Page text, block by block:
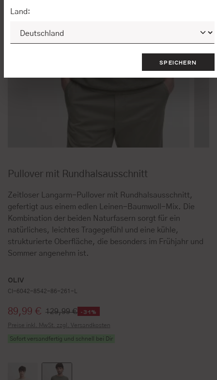
Pullover mit Rundhalsausschnitt
Zeitloser Langarm-Pullover mit Rundhalsausschnitt,
gefertigt aus einem edlen Leinen-Baumwoll-Mix. Die
Kombination der beiden Naturfasern sorgt für ein
natürliches, leichtes Tragegefühl und eine kühle,
strukturierte Oberfläche, die besonders im Frühjahr und
Sommer angenehm ist.
OLIV
CI-6042-8542-86-261-L
Verkaufspreis:
89,99 € 129,99 € -31%
Preise inkl. MwSt. zzgl. Versandkosten
Sofort versandfertig und schnell bei Dir
Land:
SPEICHERN